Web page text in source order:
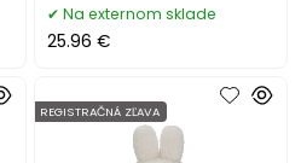
Na externom sklade
25.96 €
REGISTRAČNÁ ZĽAVA